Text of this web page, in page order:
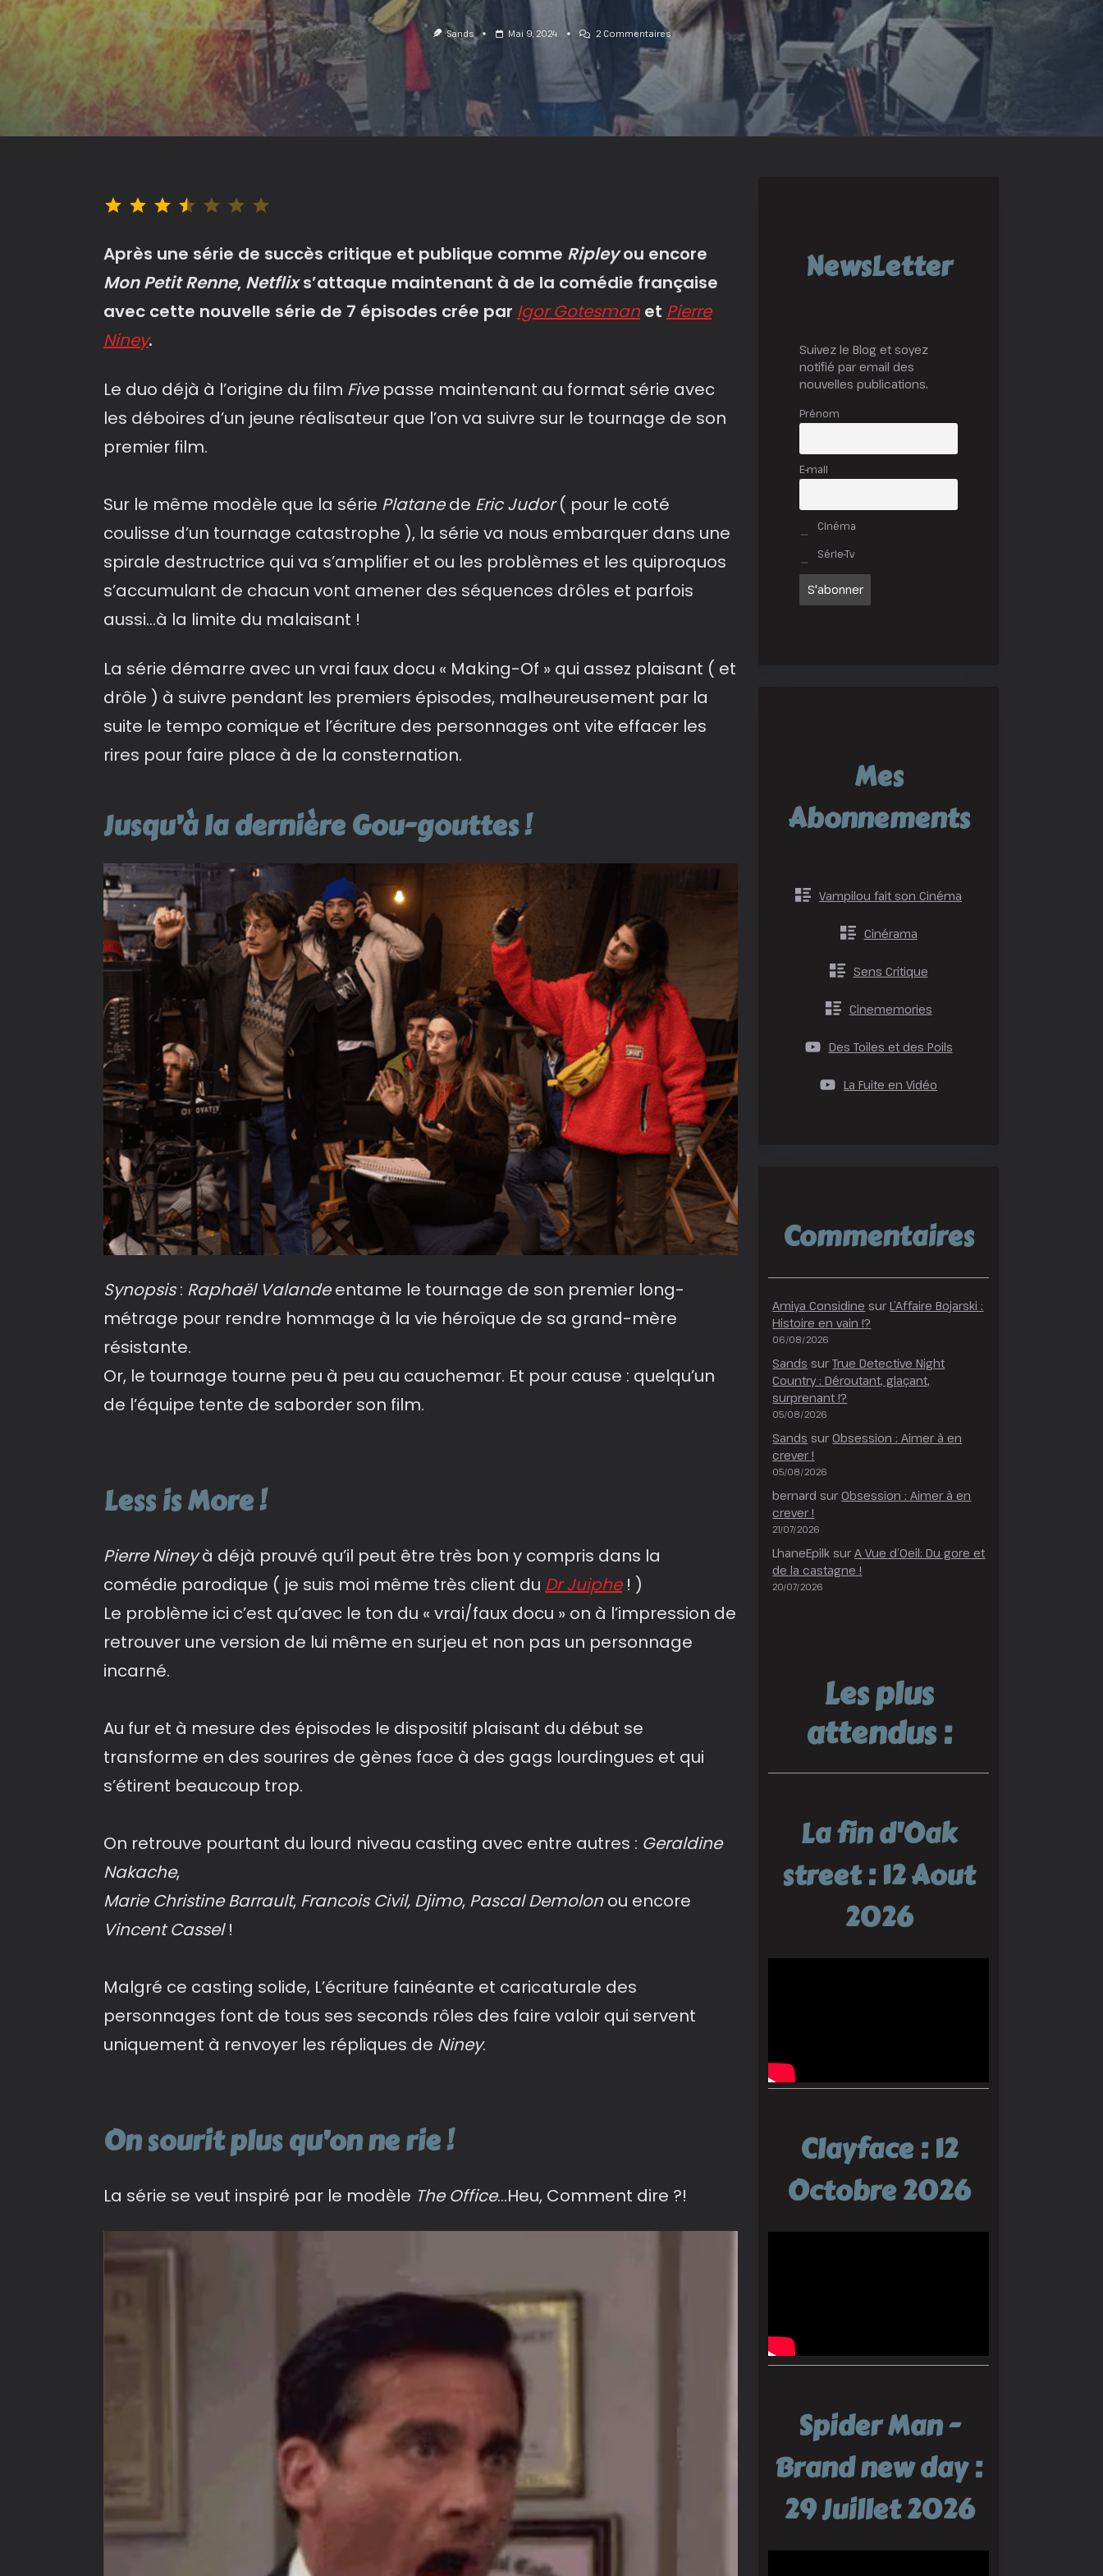
Sands Mai 9, 2024 2 CommentairesSur
Fiasco
L’Amertume
Après une série de succès critique et publique comme Ripleyou encore
Mon Petit Renne, Netflixs’attaque maintenant à de la comédie française
avec cette nouvelle série de 7 épisodes crée par Igor Gotesmanet Pierre
Niney.
Le duo déjà à l’origine du film Fivepasse maintenant au format série avec
les déboires d’un jeune réalisateur que l’on va suivre sur le tournage de son
premier film.
Sur le même modèle que la série Platanede Eric Judor( pour le coté
coulisse d’un tournage catastrophe ), la série va nous embarquer dans une
spirale destructrice qui va s’amplifier et ou les problèmes et les quiproquos
s’accumulant de chacun vont amener des séquences drôles et parfois
aussi…à la limite du malaisant !
La série démarre avec un vrai faux docu « Making-Of » qui assez plaisant ( et
drôle ) à suivre pendant les premiers épisodes, malheureusement par la
suite le tempo comique et l’écriture des personnages ont vite effacer les
rires pour faire place à de la consternation.
Jusqu’à la dernière Gou-gouttes !
Synopsis: Raphaël Valandeentame le tournage de son premier long-
métrage pour rendre hommage à la vie héroïque de sa grand-mère
résistante.
Or, le tournage tourne peu à peu au cauchemar. Et pour cause : quelqu’un
de l’équipe tente de saborder son film.
Less is More !
Pierre Nineyà déjà prouvé qu’il peut être très bon y compris dans la
comédie parodique ( je suis moi même très client du Dr Juiphe! )
Le problème ici c’est qu’avec le ton du « vrai/faux docu » on à l’impression de
retrouver une version de lui même en surjeu et non pas un personnage
incarné.
Au fur et à mesure des épisodes le dispositif plaisant du début se
transforme en des sourires de gènes face à des gags lourdingues et qui
s’étirent beaucoup trop.
On retrouve pourtant du lourd niveau casting avec entre autres : Geraldine
Nakache,
Marie Christine Barrault, Francois Civil, Djimo, Pascal Demolonou encore
Vincent Cassel!
Malgré ce casting solide, L’écriture fainéante et caricaturale des
personnages font de tous ses seconds rôles des faire valoir qui servent
uniquement à renvoyer les répliques de Niney.
On sourit plus qu’on ne rie !
La série se veut inspiré par le modèle The Office…Heu, Comment dire ?!
NewsLetter
Suivez le Blog et soyez
notifié par email des
nouvelles publications.
Prénom
E-mail
Cinéma
Série-Tv
Mes
Abonnements
Vampilou fait son Cinéma
Cinérama
Sens Critique
Cinememories
Des Toiles et des Poils
La Fuite en Vidéo
Commentaires
Amiya Considine surL’Affaire Bojarski :
Histoire en vain !?
06/08/2026
Sands surTrue Detective Night
Country : Déroutant, glaçant,
surprenant !?
05/08/2026
Sands surObsession : Aimer à en
crever !
05/08/2026
bernard surObsession : Aimer à en
crever !
21/07/2026
LhaneEpilk surA Vue d’Oeil: Du gore et
de la castagne !
20/07/2026
Les plus
attendus :
La fin d'Oak
street : 12 Aout
2026
Clayface : 12
Octobre 2026
Spider Man -
Brand new day :
29 Juillet 2026